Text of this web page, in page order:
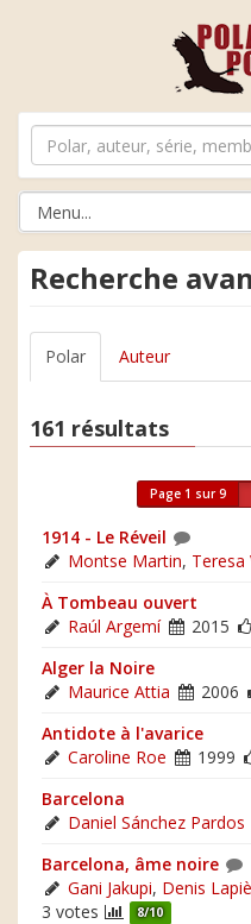
Recherche
Polar Auteur
161 résultats
Page 1 sur 9
1914 - Le Réveil
Montse Martin, Teresa
À Tombeau ouvert
Raúl Argemí
2015
Alger la Noire
Maurice Attia
2006
Antidote à l'avarice
Caroline Roe
1999
Barcelona
Daniel Sánchez Pardos
Barcelona, âme noire
Gani Jakupi, Denis
3 votes
8/10